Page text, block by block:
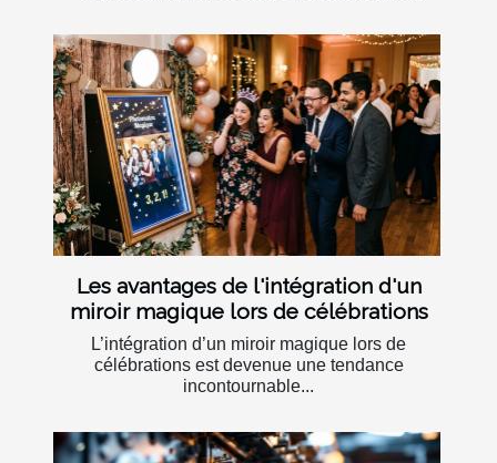
Les avantages de l'intégration d'un
miroir magique lors de célébrations
L’intégration d’un miroir magique lors de
célébrations est devenue une tendance
incontournable...